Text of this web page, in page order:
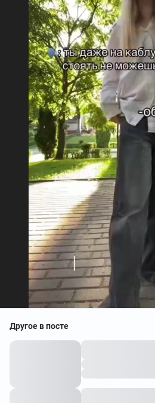
Другое в посте